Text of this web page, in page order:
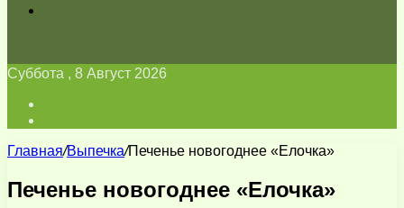
Суббота , 8 Август 2026
Главная/Выпечка/Печенье новогоднее «Елочка»
Печенье новогоднее «Елочка»